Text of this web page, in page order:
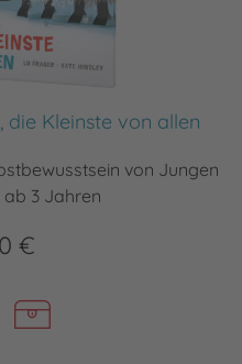
die Kleinste von allen
von Jungen
3 Jahren
€